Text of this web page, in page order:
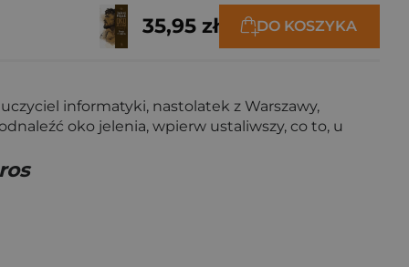
35,95 zł DO KOSZYKA
informatyki, nastolatek z Warszawy,
oko jelenia, wpierw ustaliwszy, co to, u